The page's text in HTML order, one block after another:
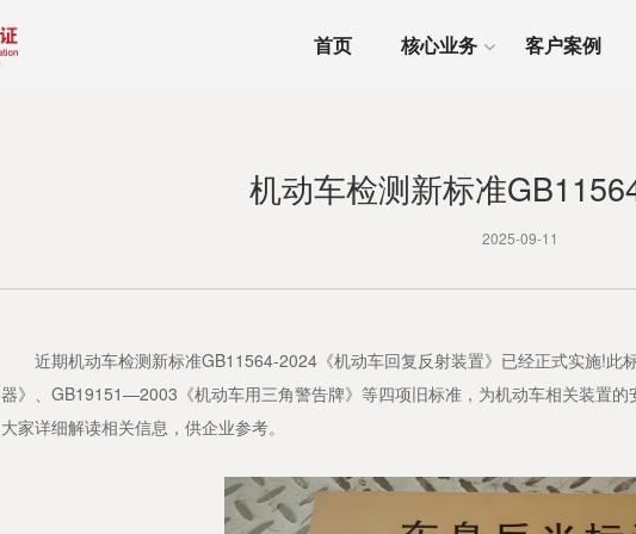
首页 核心业务 客户案例
机动车检测新标准
2025-09-11
近期机动车检测新标准GB11564-2024《机动车回复反射装置》已经正式实施!此
器》、GB19151—2003《机动车用三角警告牌》等四项旧标准，为机动车相关装置
大家详细解读相关信息，供企业参考。